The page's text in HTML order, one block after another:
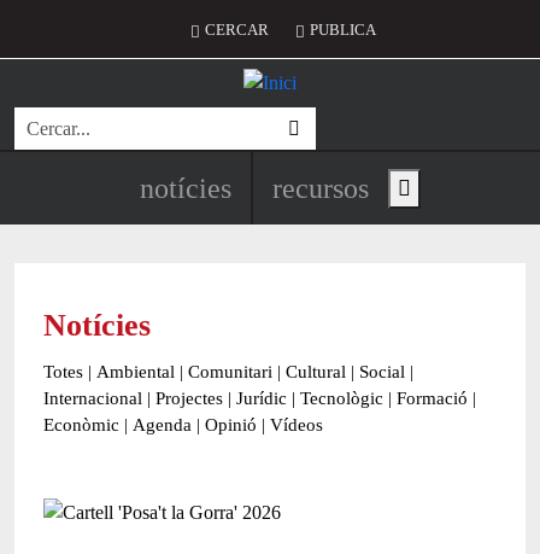
Menú del compte d'usuari
CERCAR PUBLICA
Cerca
Navegació principal de
notícies recursos Show main menu
Notícies
Totes | Ambiental | Comunitari | Cultural | Social |
Internacional | Projectes | Jurídic | Tecnològic | Formació |
Econòmic | Agenda | Opinió | Vídeos